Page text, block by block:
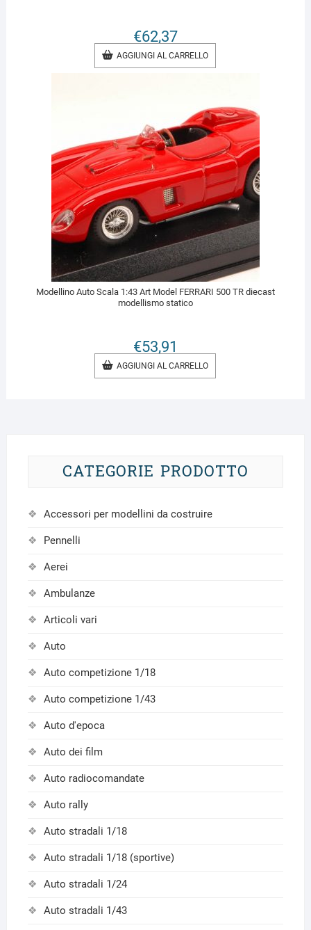
€62,37
AGGIUNGI AL CARRELLO
Modellino Auto Scala 1:43 Art Model FERRARI 500 TR diecast
modellismo statico
€53,91
AGGIUNGI AL CARRELLO
CATEGORIE PRODOTTO
Accessori per modellini da costruire
Pennelli
Aerei
Ambulanze
Articoli vari
Auto
Auto competizione 1/18
Auto competizione 1/43
Auto d'epoca
Auto dei film
Auto radiocomandate
Auto rally
Auto stradali 1/18
Auto stradali 1/18 (sportive)
Auto stradali 1/24
Auto stradali 1/43